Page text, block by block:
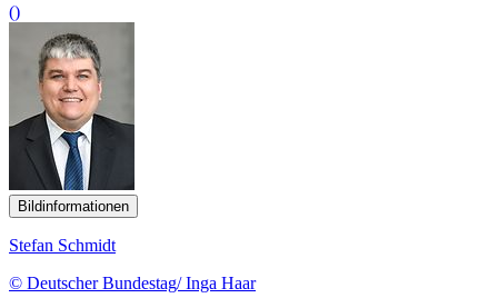
()
Bildinformationen
Stefan Schmidt
© Deutscher Bundestag/ Inga Haar